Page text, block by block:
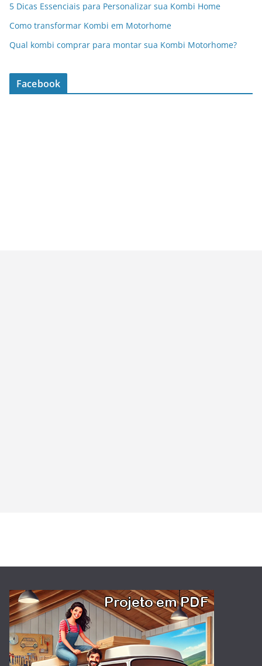
5 Dicas Essenciais para Personalizar sua Kombi Home
Como transformar Kombi em Motorhome
Qual kombi comprar para montar sua Kombi Motorhome?
Facebook